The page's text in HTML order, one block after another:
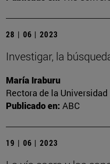
28 | 06 | 2023
Investigar, la
María Iraburu
Rectora de la Universidad
Publicado en: ABC
19 | 06 | 2023